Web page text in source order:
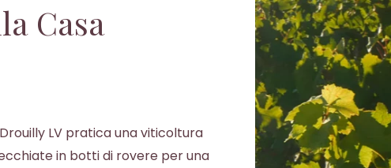
Casa
LV pratica una viticoltura
in botti di rovere per una